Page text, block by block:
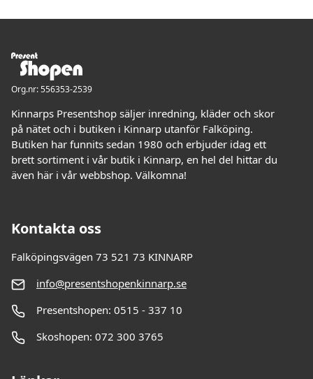
Org.nr: 556353-2539
Kinnarps Presentshop säljer inredning, kläder och skor
på nätet och i butiken i Kinnarp utanför Falköping.
Butiken har funnits sedan 1980 och erbjuder idag ett
brett sortiment i vår butik i Kinnarp, en hel del hittar du
även här i vår webbshop. Välkomna!
Kontakta oss
Falköpingsvägen 73 521 73 KINNARP
info@presentshopenkinnarp.se
Presentshopen: 0515 - 337 10
Skoshopen: 072 300 3765